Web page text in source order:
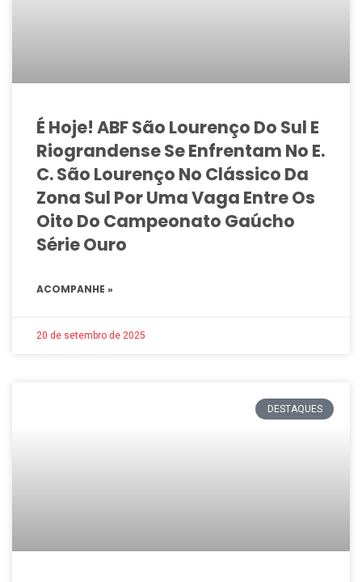
É Hoje! ABF São Lourenço Do Sul E
Riograndense Se Enfrentam No E.
C. São Lourenço No Clássico Da
Zona Sul Por Uma Vaga Entre Os
Oito Do Campeonato Gaúcho
Série Ouro
ACOMPANHE »
20 de setembro de 2025
DESTAQUES